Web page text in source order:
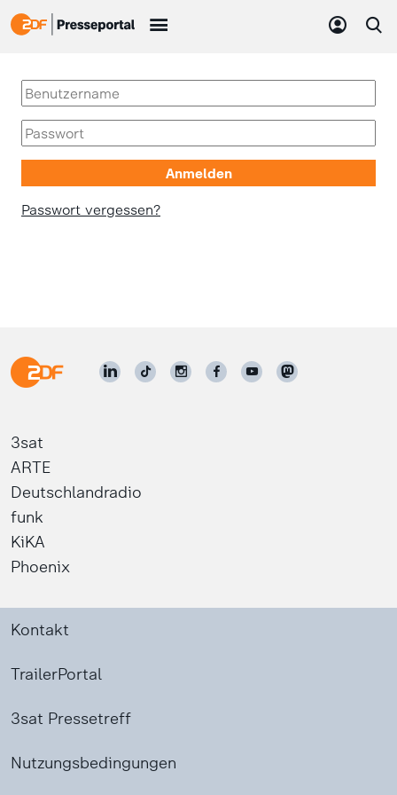
Passwort vergessen?
3sat
ARTE
Deutschlandradio
funk
KiKA
Phoenix
Kontakt
TrailerPortal
3sat Pressetreff
Nutzungsbedingungen